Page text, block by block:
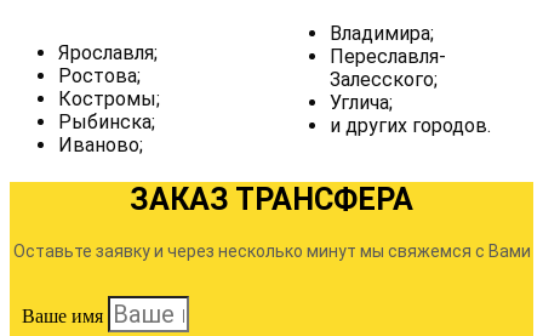
Ярославля;
Ростова;
Костромы;
Рыбинска;
Иваново;
Владимира;
Переславля-
Залесского;
Углича;
и других городов.
ЗАКАЗ ТРАНСФЕРА
Оставьте заявку и через несколько минут мы свяжемся с Вами
Ваше имя